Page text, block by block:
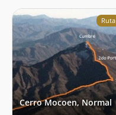
Ruta
Cerro Mocoen, Normal